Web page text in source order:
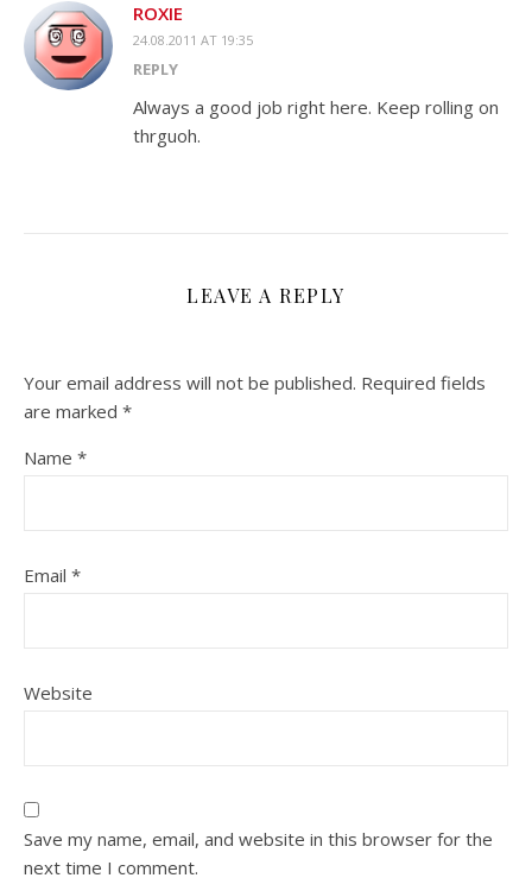
ROXIE
24.08.2011 AT 19:35
REPLY
Always a good job right here. Keep rolling on
thrguoh.
LEAVE A REPLY
Your email address will not be published. Required fields
are marked *
Name *
Email *
Website
Save my name, email, and website in this browser for the
next time I comment.